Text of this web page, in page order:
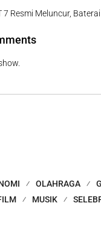
7 Resmi Meluncur,
OLAHRAGA
MUSIK